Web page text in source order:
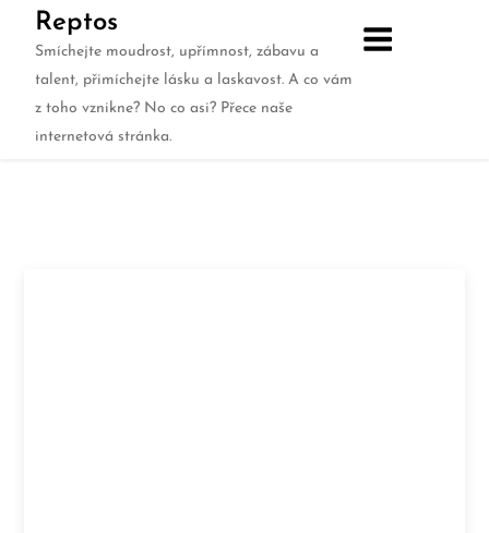
Reptos
Smíchejte moudrost, upřímnost, zábavu a
talent, přimíchejte lásku a laskavost. A co vám
z toho vznikne? No co asi? Přece naše
internetová stránka.